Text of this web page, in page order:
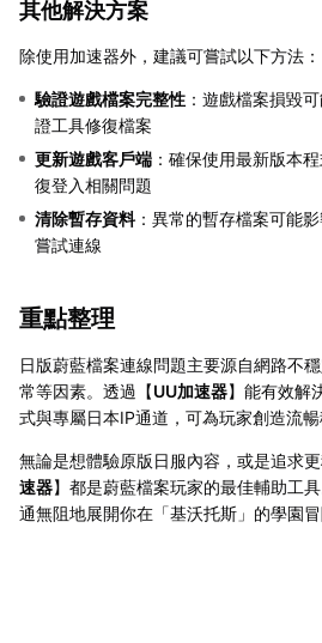
其他解決方案
除使用加速器外，建議可嘗試以下方法：
驗證遊戲檔案完整性 ：遊戲檔案損毀
證工具修復檔案
更新遊戲客戶端 ：確保使用最新版本
復登入相關問題
清除暫存資料：異常的暫存檔案可能
嘗試連線
重點整理
日版蔚藍檔案連線問題主要源自網路不
常等因素。透過【UU加速器】能有效解
式與專屬日本IP通道，可為玩家創造流暢
無論是想體驗原版日服內容，或是追求
速器】都是蔚藍檔案玩家的最佳輔助工
通無阻地展開你在「基沃托斯」的學園冒